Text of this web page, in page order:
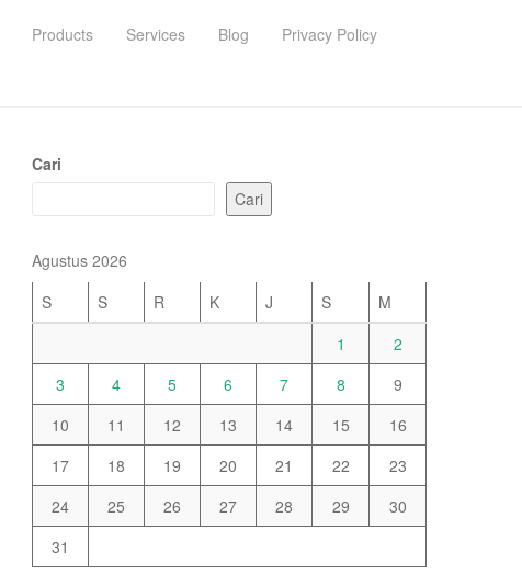
Products Services Blog Privacy Policy
Cari
Cari
Agustus 2026
S
S R K J S
M
1
2
3
4 5 6 7 8
9
10
11 12 13 14 15
16
17
18 19 20 21 22
23
24
25 26 27 28 29
30
31